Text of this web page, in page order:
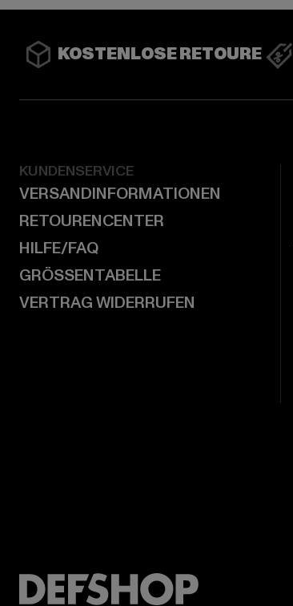
KOSTENLOSE RETOURE
KUNDENSERVICE
VERSANDINFORMATIONEN
RETOURENCENTER
HILFE/FAQ
GRÖSSENTABELLE
VERTRAG WIDERRUFEN